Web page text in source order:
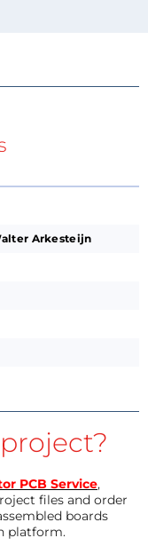
Arkesteijn
PCB Service,
files and order
boards
platform.